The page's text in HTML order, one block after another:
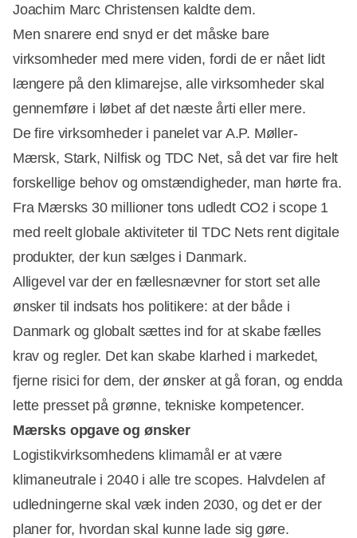
Joachim Marc Christensen kaldte dem.
Men snarere end snyd er det måske bare
virksomheder med mere viden, fordi de er nået lidt
længere på den klimarejse, alle virksomheder skal
gennemføre i løbet af det næste årti eller mere.
De fire virksomheder i panelet var A.P. Møller-
Mærsk, Stark, Nilfisk og TDC Net, så det var fire helt
forskellige behov og omstændigheder, man hørte fra.
Fra Mærsks 30 millioner tons udledt CO2 i scope 1
med reelt globale aktiviteter til TDC Nets rent digitale
produkter, der kun sælges i Danmark.
Alligevel var der en fællesnævner for stort set alle
ønsker til indsats hos politikere: at der både i
Danmark og globalt sættes ind for at skabe fælles
krav og regler. Det kan skabe klarhed i markedet,
fjerne risici for dem, der ønsker at gå foran, og endda
lette presset på grønne, tekniske kompetencer.
Mærsks opgave og ønsker
Logistikvirksomhedens klimamål er at være
klimaneutrale i 2040 i alle tre scopes. Halvdelen af
udledningerne skal væk inden 2030, og det er der
planer for, hvordan skal kunne lade sig gøre.